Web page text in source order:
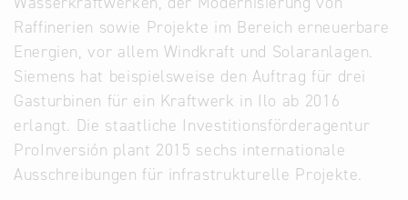
Raffinerien sowie Projekte im Bereich erneuerbare
Energien, vor allem Windkraft und Solaranlagen.
Siemens hat beispielsweise den Auftrag für drei
Gasturbinen für ein Kraftwerk in Ilo ab 2016
erlangt. Die staatliche Investitionsförderagentur
ProInversión plant 2015 sechs internationale
Ausschreibungen für infrastrukturelle Projekte.